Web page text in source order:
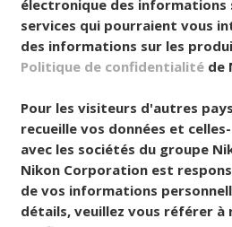
électronique des
services qui pourraient vous
des informations sur les
Politique de confidentialitéde
Pour les visiteurs d'autres
recueille vos données et
avec les sociétés du groupe
Nikon Corporation est
de vos informations
détails, veuillez vous référer à